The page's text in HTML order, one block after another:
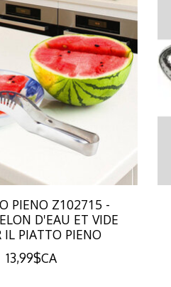
PIENO Z102715 -
D'EAU ET VIDE
IL PIATTO PIENO
13,99$CA